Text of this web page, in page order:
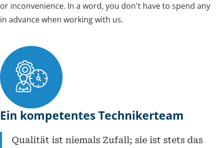
or inconvenience. In a word, you don't have to spend any
in advance when working with us.
Ein kompetentes Technikerteam
Qualität ist niemals Zufall; sie ist stets das